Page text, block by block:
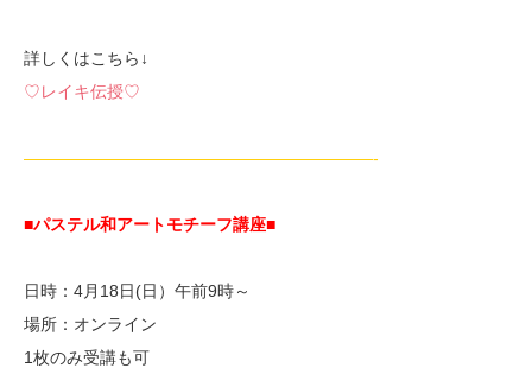
詳しくはこちら↓
♡レイキ伝授♡
—————————————————————-
■パステル和アートモチーフ講座■
日時：4月18日(日）午前9時～
場所：オンライン
1枚のみ受講も可